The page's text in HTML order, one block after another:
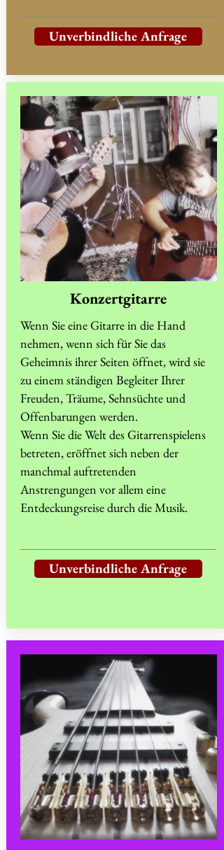
Unverbindliche Anfrage
Konzertgitarre
Wenn Sie eine Gitarre in die Hand
nehmen, wenn sich für Sie das
Geheimnis ihrer Seiten öffnet, wird sie
zu einem ständigen Begleiter Ihrer
Freuden, Träume, Sehnsüchte und
Offenbarungen werden.
Wenn Sie die Welt des Gitarrenspielens
betreten, eröffnet sich neben der
manchmal auftretenden
Anstrengungen vor allem eine
Entdeckungsreise durch die Musik.
Unverbindliche Anfrage